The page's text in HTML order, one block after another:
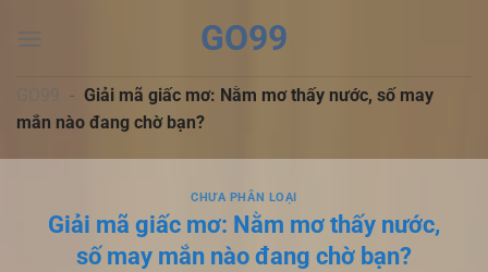
đến
GO99
- Giải mã giấc mơ: Nằm mơ thấy nước, số may
mắn nào đang chờ bạn?
CHƯA PHÂN LOẠI
Giải mã giấc mơ: Nằm mơ thấy nước,
số may mắn nào đang chờ bạn?